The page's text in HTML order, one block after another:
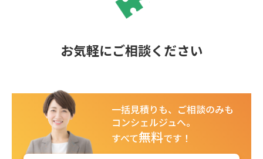
お気軽にご相談ください
一括見積りも、ご相談のみも
コンシェルジュへ。
すべて無料です！